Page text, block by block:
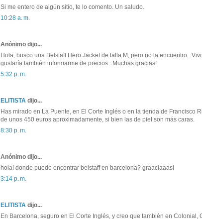
Si me entero de algún sitio, te lo comento. Un saludo.
10:28 a. m.
Anónimo dijo...
Hola, busco una Belstaff Hero Jacket de talla M, pero no la
gustaría también informarme de precios...Muchas gracias!
5:32 p. m.
ELITISTA dijo...
Has mirado en La Puente, en El Corte Inglés o en la tienda de Francisco
de unos 450 euros aproximadamente, si bien las de piel son más caras.
8:30 p. m.
Anónimo dijo...
hola! donde puedo encontrar belstaff en barcelona? graaciaaas!
3:14 p. m.
ELITISTA dijo...
En Barcelona, seguro en El Corte Inglés, y creo que también en Colonial,